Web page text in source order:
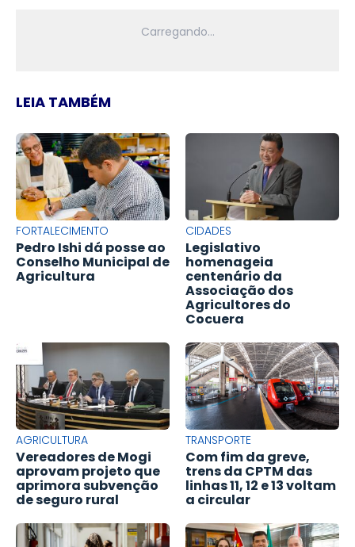
LEIA TAMBÉM
FORTALECIMENTO
Pedro Ishi dá posse ao
Conselho Municipal de
Agricultura
CIDADES
Legislativo
homenageia
centenário da
Associação dos
Agricultores do
Cocuera
AGRICULTURA
Vereadores de Mogi
aprovam projeto que
aprimora subvenção
de seguro rural
TRANSPORTE
Com fim da greve,
trens da CPTM das
linhas 11, 12 e 13 voltam
a circular